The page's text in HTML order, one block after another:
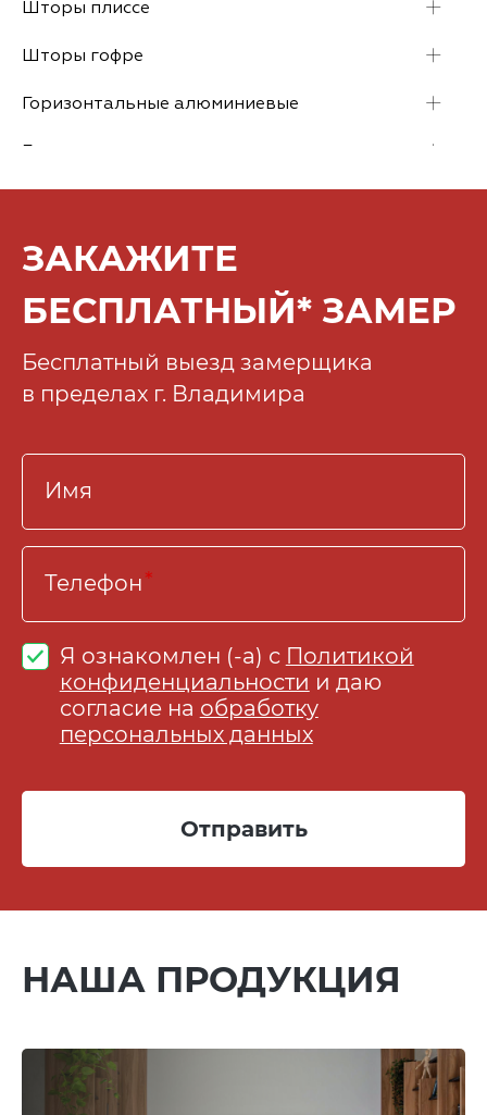
ЗАКАЖИТЕ
БЕСПЛАТНЫЙ* ЗАМЕР
Бесплатный выезд замерщика
в пределах г. Владимира
Имя
Телефон
Я ознакомлен (-а) с Политикой
конфиденциальности и даю
согласие на обработку
персональных данных
Отправить
НАША ПРОДУКЦИЯ